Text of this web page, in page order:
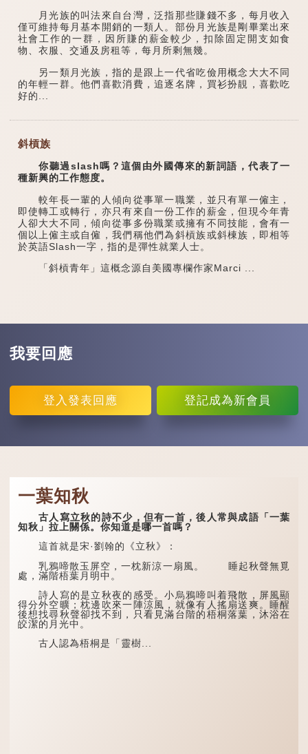
月光族的叫法來自台灣，泛指那些賺錢不多，每月收入
僅可維持每月基本開銷的一類人。部份月光族是剛畢業出來
社會工作的一群，因所賺的薪金較少，扣除固定開支如食
物、衣服、交通及房租等，每月所剩無幾。
另一類月光族，指的是跟上一代省吃儉用概念大大不同
的年輕一群。他們喜歡消費，追逐名牌，買衫扮靚，喜歡吃
好的...
斜槓族
你聽過slash嗎？這個由外國傳來的新詞語，代表了一
種新興的工作態度。
較年長一輩的人傾向從事單一職業，並只有單一僱主，
即使轉工或轉行，亦只有來自一份工作的薪金，但現今年青
人卻大大不同，傾向從事多份職業或擁有不同技能，會有一
個以上僱主或自僱，我們稱他們為斜槓族或斜棟族，即相等
於英語Slash一字，指的是彈性就業人士。
「斜槓青年」這概念源自美國專欄作家Marci ...
我要回應
登入 發表回應 登記成為新會員
一葉知秋
古人寫立秋的詩不少，但有一首，後人常與成語「一葉
知秋」拉上關係。你知道是哪一首嗎？
這首就是宋·劉翰的《立秋》：
乳鴉啼散玉屏空，一枕新涼一扇風。 睡起秋聲無覓
處，滿階梧葉月明中。
詩人寫的是立秋夜的感受。小烏鴉啼叫着飛散，屏風顯
得分外空曠；枕邊吹來一陣涼風，就像有人搖扇送爽。睡醒
後想找尋秋聲卻找不到，只看見滿台階的梧桐落葉，沐浴在
皎潔的月光中。
古人認為梧桐是「靈樹...